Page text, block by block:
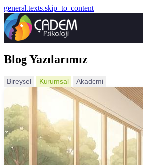
general.texts.skip_to_content
Blog Yazılarımız
Bireysel Kurumsal Akademi